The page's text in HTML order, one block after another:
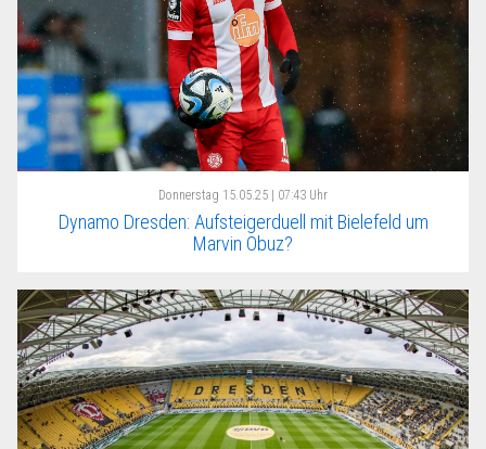
Donnerstag 15.05.25 | 07:43 Uhr
Dynamo Dresden: Aufsteigerduell mit Bielefeld um
Marvin Obuz?